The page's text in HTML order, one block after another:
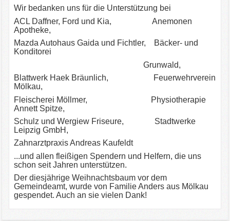
Wir bedanken uns für die Unterstützung bei
ACL Daffner, Ford und Kia, Anemonen
Apotheke,
Mazda Autohaus Gaida und Fichtler, Bäcker- und
Konditorei
Grunwald,
Blattwerk Haek Bräunlich, Feuerwehrverein
Mölkau,
Fleischerei Möllmer, Physiotherapie
Annett Spitze,
Schulz und Wergiew Friseure, Stadtwerke
Leipzig GmbH,
Zahnarztpraxis Andreas Kaufeldt
...und allen fleißigen Spendern und Helfern, die uns
schon seit Jahren unterstützen.
Der diesjährige Weihnachtsbaum vor dem
Gemeindeamt, wurde von Familie Anders aus Mölkau
gespendet. Auch an sie vielen Dank!